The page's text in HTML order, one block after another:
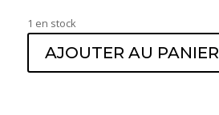
1 en stock
AJOUTER AU PANIER